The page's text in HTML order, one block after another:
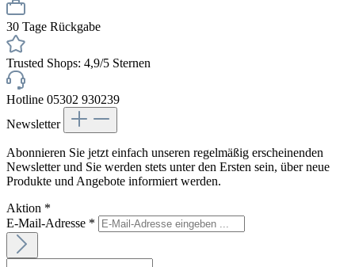
30 Tage Rückgabe
Trusted Shops: 4,9/5 Sternen
Hotline 05302 930239
Newsletter
Abonnieren Sie jetzt einfach unseren regelmäßig erscheinenden
Newsletter und Sie werden stets unter den Ersten sein, über neue
Produkte und Angebote informiert werden.
Aktion *
E-Mail-Adresse *